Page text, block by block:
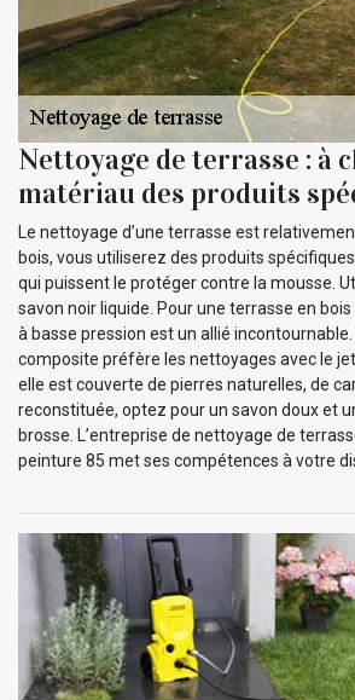
Nettoyage de terrasse : à
matériau des produits
Le nettoyage d’une terrasse est
bois, vous utiliserez des produits spécifiques
qui puissent le protéger contre la mousse.
savon noir liquide. Pour une terrasse en
à basse pression est un allié
composite préfère les nettoyages avec le
elle est couverte de pierres naturelles, de
reconstituée, optez pour un savon doux et
brosse. L’entreprise de nettoyage de
peinture 85 met ses compétences à votre